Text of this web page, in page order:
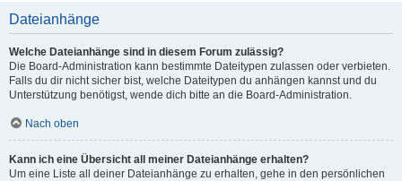
Dateianhänge
Welche Dateianhänge sind in diesem Forum zulässig?
Die Board-Administration kann bestimmte Dateitypen zulassen oder verbieten.
Falls du dir nicht sicher bist, welche Dateitypen du anhängen kannst und du
Unterstützung benötigst, wende dich bitte an die Board-Administration.
Nach oben
Kann ich eine Übersicht all meiner Dateianhänge erhalten?
Um eine Liste all deiner Dateianhänge zu erhalten, gehe in den persönlichen